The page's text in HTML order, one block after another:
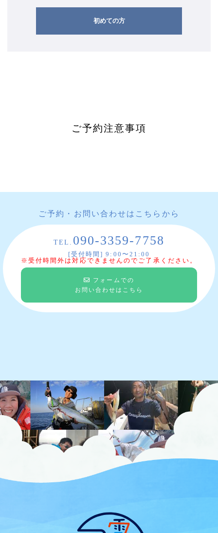
初めての方
ご予約注意事項
ご予約・お問い合わせはこちらから
TEL. 090-3359-7758
[受付時間] 9:00〜21:00
※受付時間外は対応できませんのでご了承ください。
フォームでの
お問い合わせはこちら